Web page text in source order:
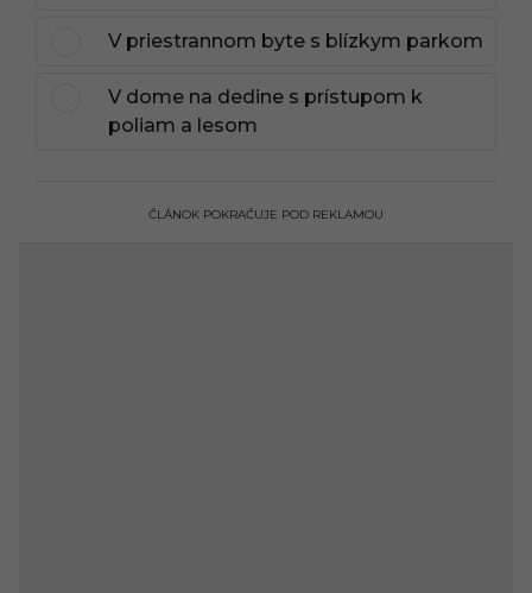
V priestrannom byte s blízkym parkom
V dome na dedine s prístupom k
poliam a lesom
ČLÁNOK POKRAČUJE POD REKLAMOU